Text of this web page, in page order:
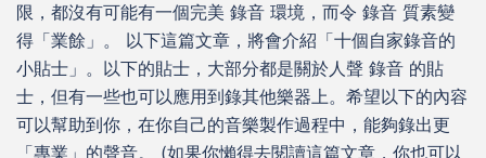
限，都沒有可能有一個完美 錄音 環境，而令 錄音 質素變
得「業餘」。 以下這篇文章，將會介紹「十個自家錄音的
小貼士」。以下的貼士，大部分都是關於人聲 錄音 的貼
士，但有一些也可以應用到錄其他樂器上。希望以下的內容
可以幫助到你，在你自己的音樂製作過程中，能夠錄出更
「專業」的聲音。 (如果你懶得去閱讀這篇文章，你也可以